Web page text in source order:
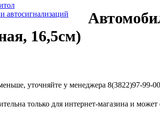
автосигнализаций
16,5см)
уточняйте у менеджера 8(3822)97-99-
только для интернет-магазина и